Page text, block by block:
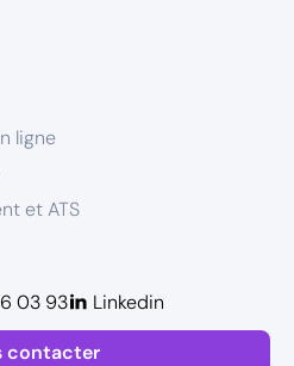
ligne
et ATS
contacter
03 93 Linkedin